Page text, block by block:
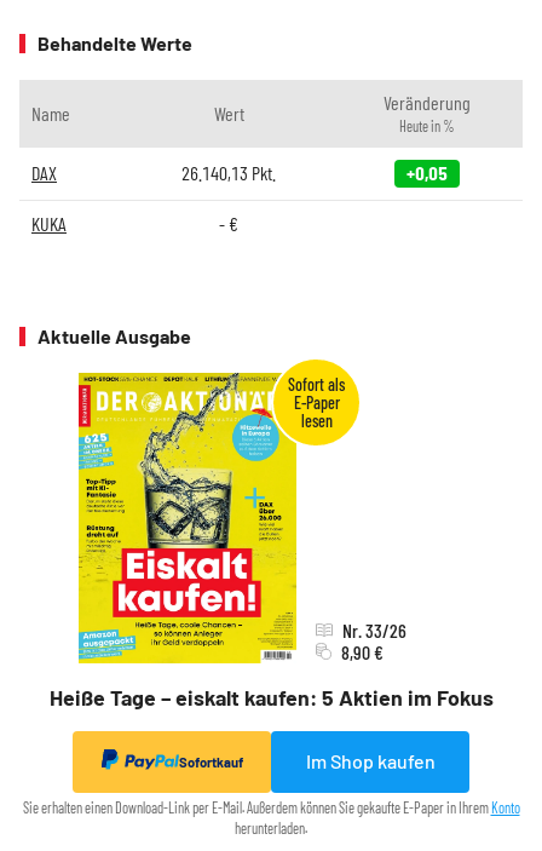
Behandelte Werte
Name Wert Veränderung
Heute in %
DAX 26.140,13 Pkt. +0,05
KUKA - €
Aktuelle Ausgabe
Heiße Tage – eiskalt kaufen: 5 Aktien im Fokus
Nr. 33/26
8,90 €
Sofortkauf Im Shop kaufen
Sie erhalten einen Download-Link per E-Mail. Außerdem können Sie gekaufte E-Paper in IhremKonto
herunterladen.